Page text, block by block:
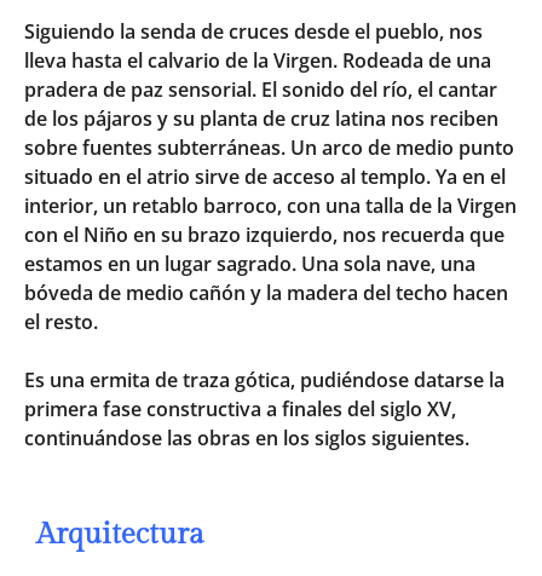
Siguiendo la senda de cruces desde el pueblo, nos
lleva hasta el calvario de la Virgen. Rodeada de una
pradera de paz sensorial. El sonido del río, el cantar
de los pájaros y su planta de cruz latina nos reciben
sobre fuentes subterráneas. Un arco de medio punto
situado en el atrio sirve de acceso al templo. Ya en el
interior, un retablo barroco, con una talla de la Virgen
con el Niño en su brazo izquierdo, nos recuerda que
estamos en un lugar sagrado. Una sola nave, una
bóveda de medio cañón y la madera del techo hacen
el resto.
Es una ermita de traza gótica, pudiéndose datarse la
primera fase constructiva a finales del siglo XV,
continuándose las obras en los siglos siguientes.
Arquitectura